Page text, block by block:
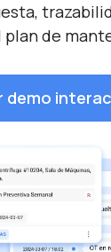
de
demo